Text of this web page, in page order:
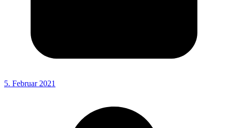
5. Februar 2021